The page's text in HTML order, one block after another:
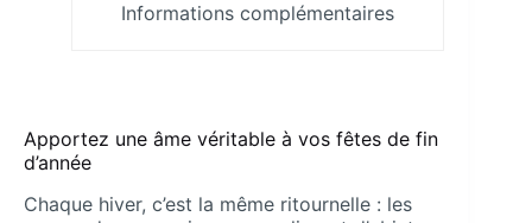
Informations complémentaires
Apportez une âme véritable à vos fêtes de fin
d’année
Chaque hiver, c’est la même ritournelle : les